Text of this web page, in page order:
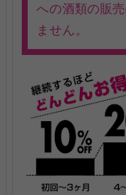
への酒類の販
ません。